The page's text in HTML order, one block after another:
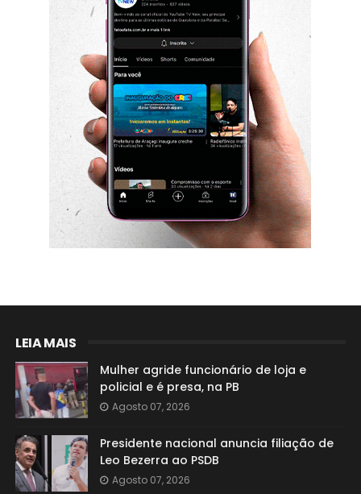
LEIA MAIS
Mulher agride funcionário de loja e
policial e é presa, na PB
Agosto 07, 2026
Presidente nacional anuncia filiação de
Leo Bezerra ao PSDB
Agosto 07, 2026